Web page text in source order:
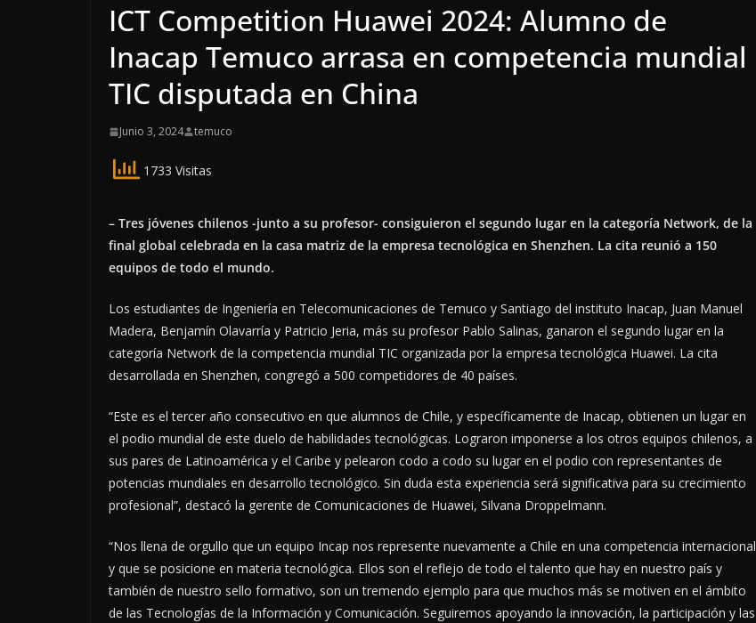
ICT Competition Huawei 2024: Alumno de
Inacap Temuco arrasa en competencia mundial
TIC disputada en China
Junio 3, 2024 temuco
1733 Visitas
– Tres jóvenes chilenos -junto a su profesor- consiguieron el segundo lugar en la categoría Network, de la
final global celebrada en la casa matriz de la empresa tecnológica en Shenzhen. La cita reunió a 150
equipos de todo el mundo.
Los estudiantes de Ingeniería en Telecomunicaciones de Temuco y Santiago del instituto Inacap, Juan Manuel
Madera, Benjamín Olavarría y Patricio Jeria, más su profesor Pablo Salinas, ganaron el segundo lugar en la
categoría Network de la competencia mundial TIC organizada por la empresa tecnológica Huawei. La cita
desarrollada en Shenzhen, congregó a 500 competidores de 40 países.
“Este es el tercer año consecutivo en que alumnos de Chile, y específicamente de Inacap, obtienen un lugar en
el podio mundial de este duelo de habilidades tecnológicas. Lograron imponerse a los otros equipos chilenos, a
sus pares de Latinoamérica y el Caribe y pelearon codo a codo su lugar en el podio con representantes de
potencias mundiales en desarrollo tecnológico. Sin duda esta experiencia será significativa para su crecimiento
profesional”, destacó la gerente de Comunicaciones de Huawei, Silvana Droppelmann.
“Nos llena de orgullo que un equipo Incap nos represente nuevamente a Chile en una competencia internacional
y que se posicione en materia tecnológica. Ellos son el reflejo de todo el talento que hay en nuestro país y
también de nuestro sello formativo, son un tremendo ejemplo para que muchos más se motiven en el ámbito
de las Tecnologías de la Información y Comunicación. Seguiremos apoyando la innovación, la participación y las